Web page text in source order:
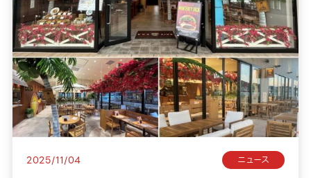
2025/11/04 ニュース